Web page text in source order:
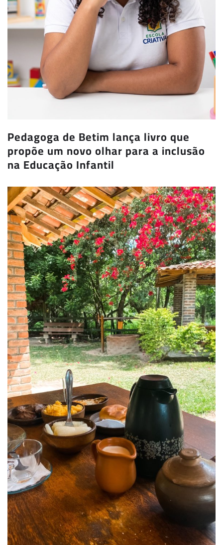
Pedagoga de Betim lança livro que
propõe um novo olhar para a inclusão
na Educação Infantil